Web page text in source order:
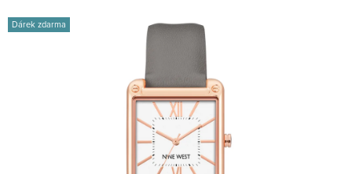
Dárek zdarma